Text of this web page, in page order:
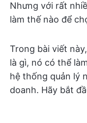
Nhưng với rất
làm thế nào để
Trong bài viết
là gì, nó có thể
hệ thống quản lý
doanh. Hãy bắt